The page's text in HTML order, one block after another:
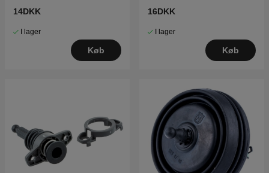
14DKK
I lager
Køb
Nera
16DKK
I lager
Køb